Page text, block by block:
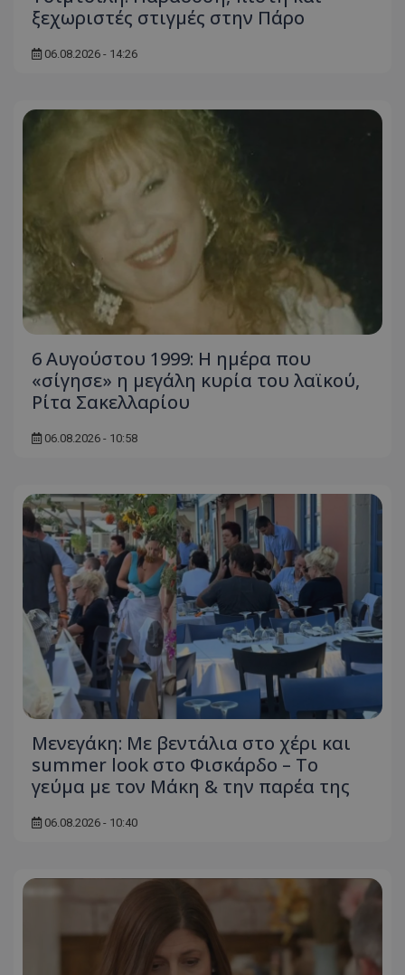
ξεχωριστές στιγμές στην Πάρο
06.08.2026 - 14:26
6 Αυγούστου 1999: Η ημέρα που
«σίγησε» η μεγάλη κυρία του λαϊκού,
Ρίτα Σακελλαρίου
06.08.2026 - 10:58
Μενεγάκη: Με βεντάλια στο χέρι και
summer look στο Φισκάρδο – Το
γεύμα με τον Μάκη & την παρέα της
06.08.2026 - 10:40